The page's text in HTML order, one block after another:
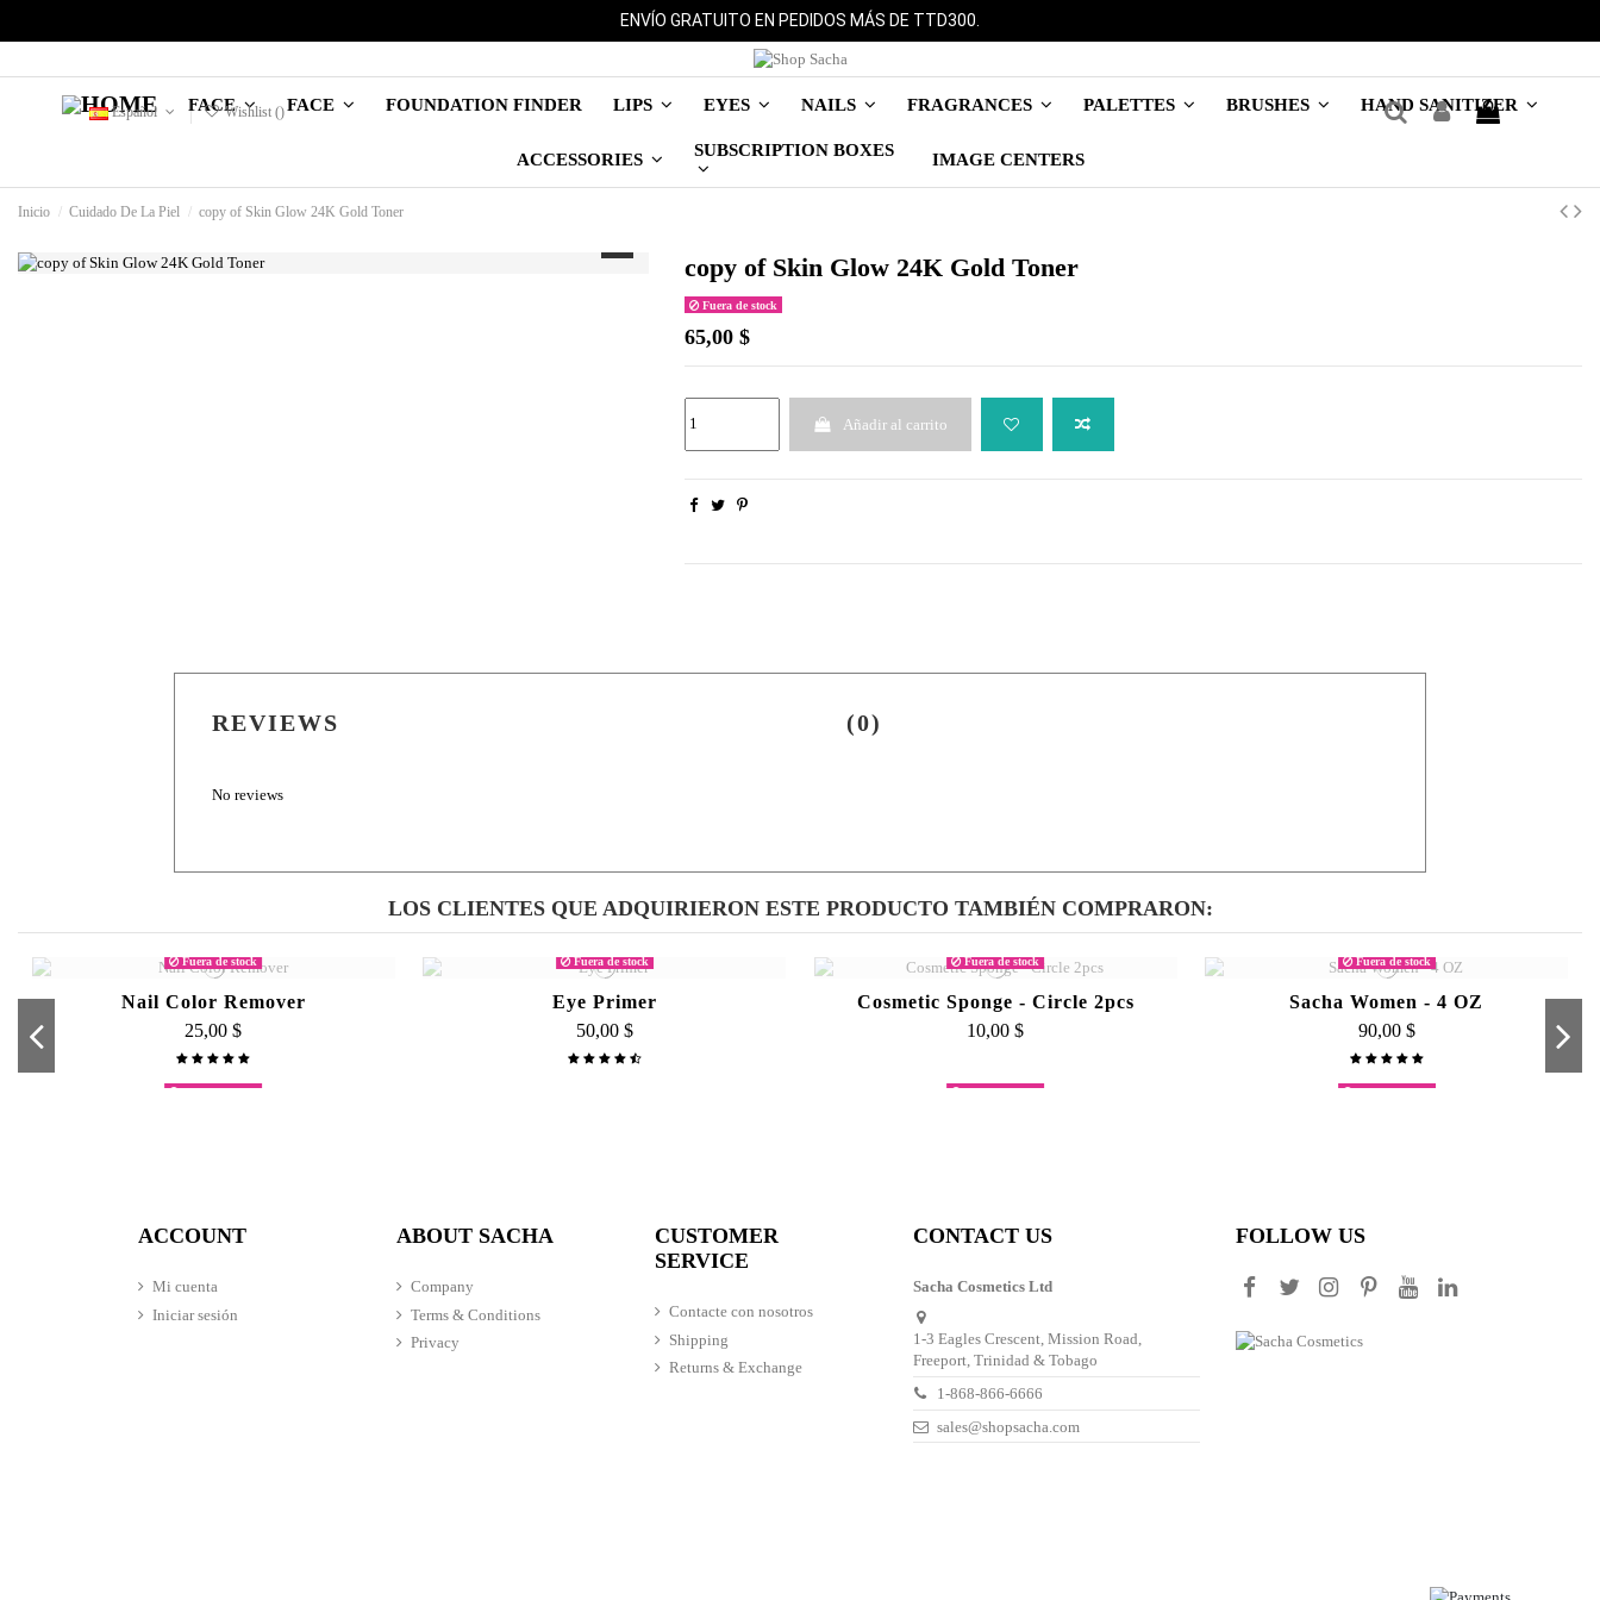
ENVÍO GRATUITO EN PEDIDOS MÁS DE TTD300.
Español Wishlist ()
FACE FACE FOUNDATION FINDER LIPS EYES NAILS FRAGRANCES PALETTES BRUSHES HAND SANITIZER
ACCESSORIES
SUBSCRIPTION BOXES IMAGE CENTERS
Inicio Cuidado De La Piel copy of Skin Glow 24K Gold Toner
copy of Skin Glow 24K Gold Toner
Fuera de stock
65,00 $
Añadir al carrito
REVIEWS (0)
No reviews
LOS CLIENTES QUE ADQUIRIERON ESTE PRODUCTO TAMBIÉN COMPRARON:
Fuera de stock
Nail Color Remover
25,00 $
Fuera de stock
Eye Primer
50,00 $
Fuera de stock
Cosmetic Sponge - Circle 2pcs
10,00 $
Fuera de stock
Sacha Women - 4 OZ
90,00 $
Fuera de stock Fuera de stock
Fuera de stock
ACCOUNT
Mi cuenta
Iniciar sesión
ABOUT SACHA
Company
Terms & Conditions
Privacy
CUSTOMER
SERVICE
Contacte con nosotros
Shipping
Returns & Exchange
CONTACT US
Sacha Cosmetics Ltd
1-3 Eagles Crescent, Mission Road,
Freeport, Trinidad & Tobago
1-868-866-6666
sales@shopsacha.com
FOLLOW US